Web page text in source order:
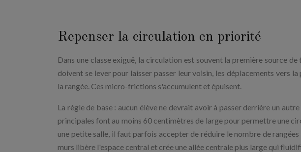
Repenser la circulation en priorité
Dans une classe exiguë, la circulation est souvent la première source
doivent se lever pour laisser passer leur voisin, les déplacements vers
la rangée. Ces micro-frictions s'accumulent et épuisent.
La règle de base : aucun élève ne devrait avoir à passer derrière un
principales font au moins 60 centimètres de large pour permettre une
une petite salle, il faut parfois accepter de réduire le nombre de
murs libère l'espace central et crée une allée centrale plus large qui